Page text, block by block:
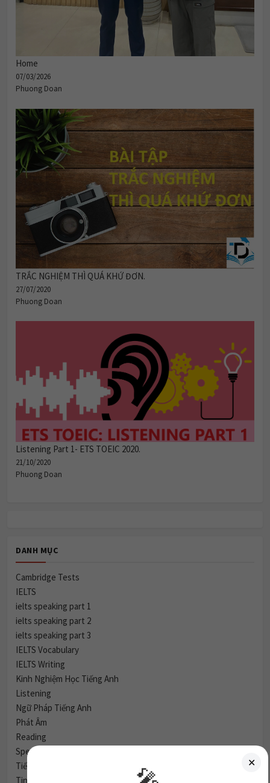
Home
07/03/2026
Phuong Doan
TRẮC NGHIỆM THÌ QUÁ KHỨ ĐƠN.
27/07/2020
Phuong Doan
Listening Part 1- ETS TOEIC 2020.
21/10/2020
Phuong Doan
DANH MỤC
Cambridge Tests
IELTS
ielts speaking part 1
ielts speaking part 2
ielts speaking part 3
IELTS Vocabulary
IELTS Writing
Kinh Nghiệm Học Tiếng Anh
Listening
Ngữ Pháp Tiếng Anh
Phát Âm
Reading
Speaking
Tiếng Anh Giao Tiếp
Tin Tức & Sự Kiện
✕